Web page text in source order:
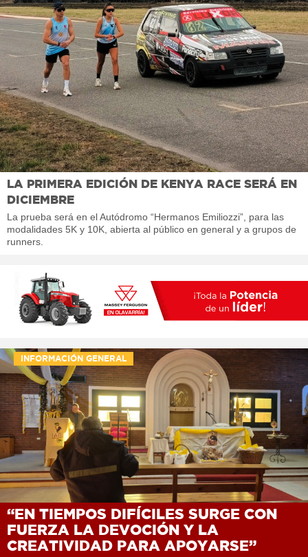
LA PRIMERA EDICIÓN DE KENYA RACE SERÁ EN
DICIEMBRE
La prueba será en el Autódromo “Hermanos Emiliozzi”, para las
modalidades 5K y 10K, abierta al público en general y a grupos de
runners.
INFORMACIÓN GENERAL
“EN TIEMPOS DIFÍCILES SURGE CON
FUERZA LA DEVOCIÓN Y LA
CREATIVIDAD PARA APOYARSE”